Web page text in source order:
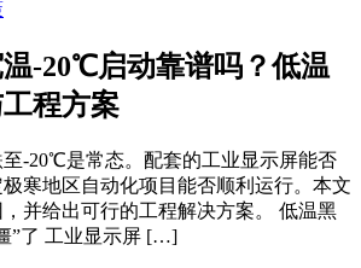
-20℃启动靠谱吗？低温
程方案
-20℃是常态。配套的工业显示屏能否
寒地区自动化项目能否顺利运行。本文
并给出可行的工程解决方案。 低温黑
”了 工业显示屏 […]